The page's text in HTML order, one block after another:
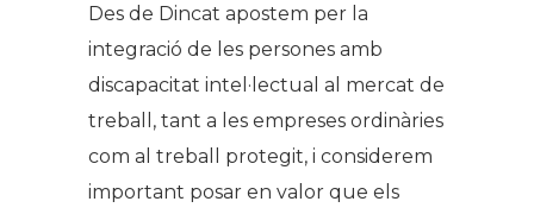
Des de Dincat apostem per la
integració de les persones amb
discapacitat intel·lectual al mercat de
treball, tant a les empreses ordinàries
com al treball protegit, i considerem
important posar en valor que els